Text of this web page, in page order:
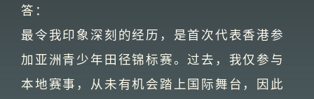
答：
最令我印象深刻的经历，是首次代表香港参
加亚洲青少年田径锦标赛。过去，我仅参与
本地赛事，从未有机会踏上国际舞台，因此